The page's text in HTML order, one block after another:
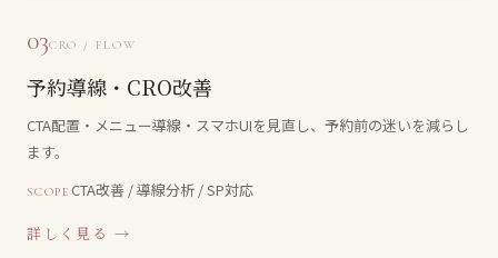
03CRO / FLOW
予約導線・CRO改善
CTA配置・メニュー導線・スマホUIを見直し、予約前の迷いを減らし
ます。
SCOPE CTA改善 / 導線分析 / SP対応
詳しく見る →